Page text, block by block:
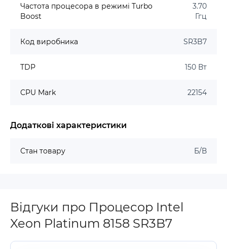
Частота процесора в режимі Turbo
Boost
3.70
Ггц
Код виробника SR3B7
TDP 150 Вт
CPU Mark 22154
Додаткові характеристики
Стан товару Б/В
Відгуки про Процесор Intel
Xeon Platinum 8158 SR3B7